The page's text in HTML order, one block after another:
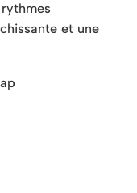
et une